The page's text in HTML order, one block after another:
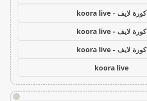
كورة لايف - koora live
كورة لايف - koora live
كورة لايف - koora live
koora live
!